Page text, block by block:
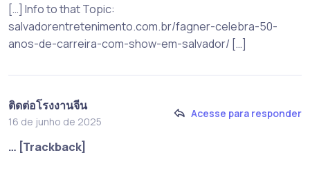
[…] Info to that Topic:
salvadorentretenimento.com.br/fagner-celebra-50-
anos-de-carreira-com-show-em-salvador/ […]
ติดต่อโรงงานจีน
16 de junho de 2025
Acesse para responder
… [Trackback]